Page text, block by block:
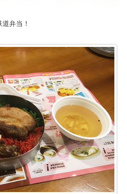
弁当！